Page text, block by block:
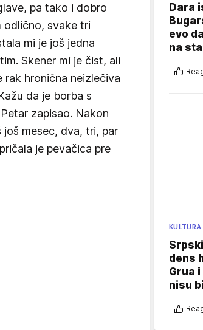
pa tako i dobro
odlično, svake tri
mi je još jedna
Skener mi je čist, ali
rak hronična neizlečiva
da je borba s
zapisao. Nakon
mesec, dva, tri, par
je pevačica pre
Dara
evo
na
KULTURA
dens
Grua
nisu